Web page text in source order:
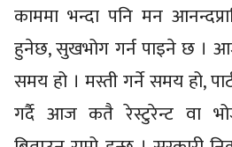
काममा भन्दा पनि मन
हुनेछ, सुखभोग गर्न पाइने छ ।
समय हो । मस्ती गर्ने समय हो,
गर्दै आज कतै रेस्टुरेन्ट वा